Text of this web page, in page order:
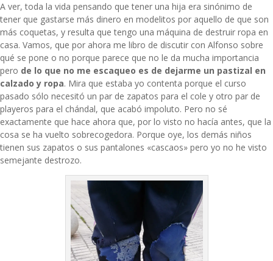
A ver, toda la vida pensando que tener una hija era sinónimo de
tener que gastarse más dinero en modelitos por aquello de que son
más coquetas, y resulta que tengo una máquina de destruir ropa en
casa. Vamos, que por ahora me libro de discutir con Alfonso sobre
qué se pone o no porque parece que no le da mucha importancia
pero de lo que no me escaqueo es de dejarme un pastizal en
calzado y ropa. Mira que estaba yo contenta porque el curso
pasado sólo necesitó un par de zapatos para el cole y otro par de
playeros para el chándal, que acabó impoluto. Pero no sé
exactamente que hace ahora que, por lo visto no hacía antes, que la
cosa se ha vuelto sobrecogedora. Porque oye, los demás niños
tienen sus zapatos o sus pantalones «cascaos» pero yo no he visto
semejante destrozo.